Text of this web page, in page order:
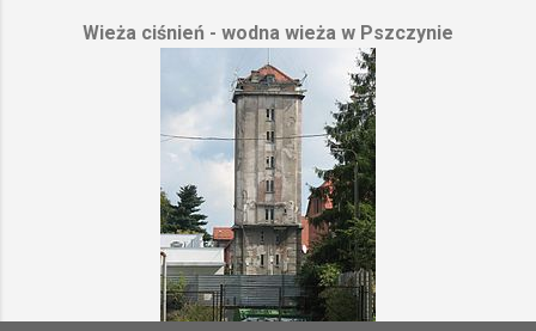
Wieża ciśnień - wodna wieża w Pszczynie